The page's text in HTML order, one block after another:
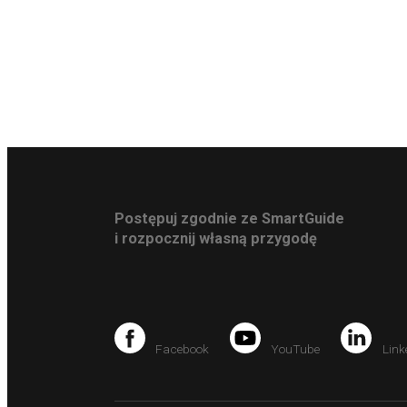
Postępuj zgodnie ze SmartGuide
i rozpocznij własną przygodę
Facebook YouTube